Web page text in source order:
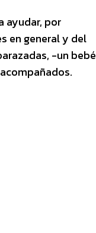
ayudar, por
en general y del
-un bebé